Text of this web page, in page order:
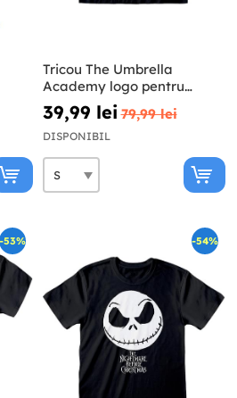
Tricou The Umbrella
Academy logo pentru
bărbat
39,99 lei 79,99 lei
DISPONIBIL
-53% -54%